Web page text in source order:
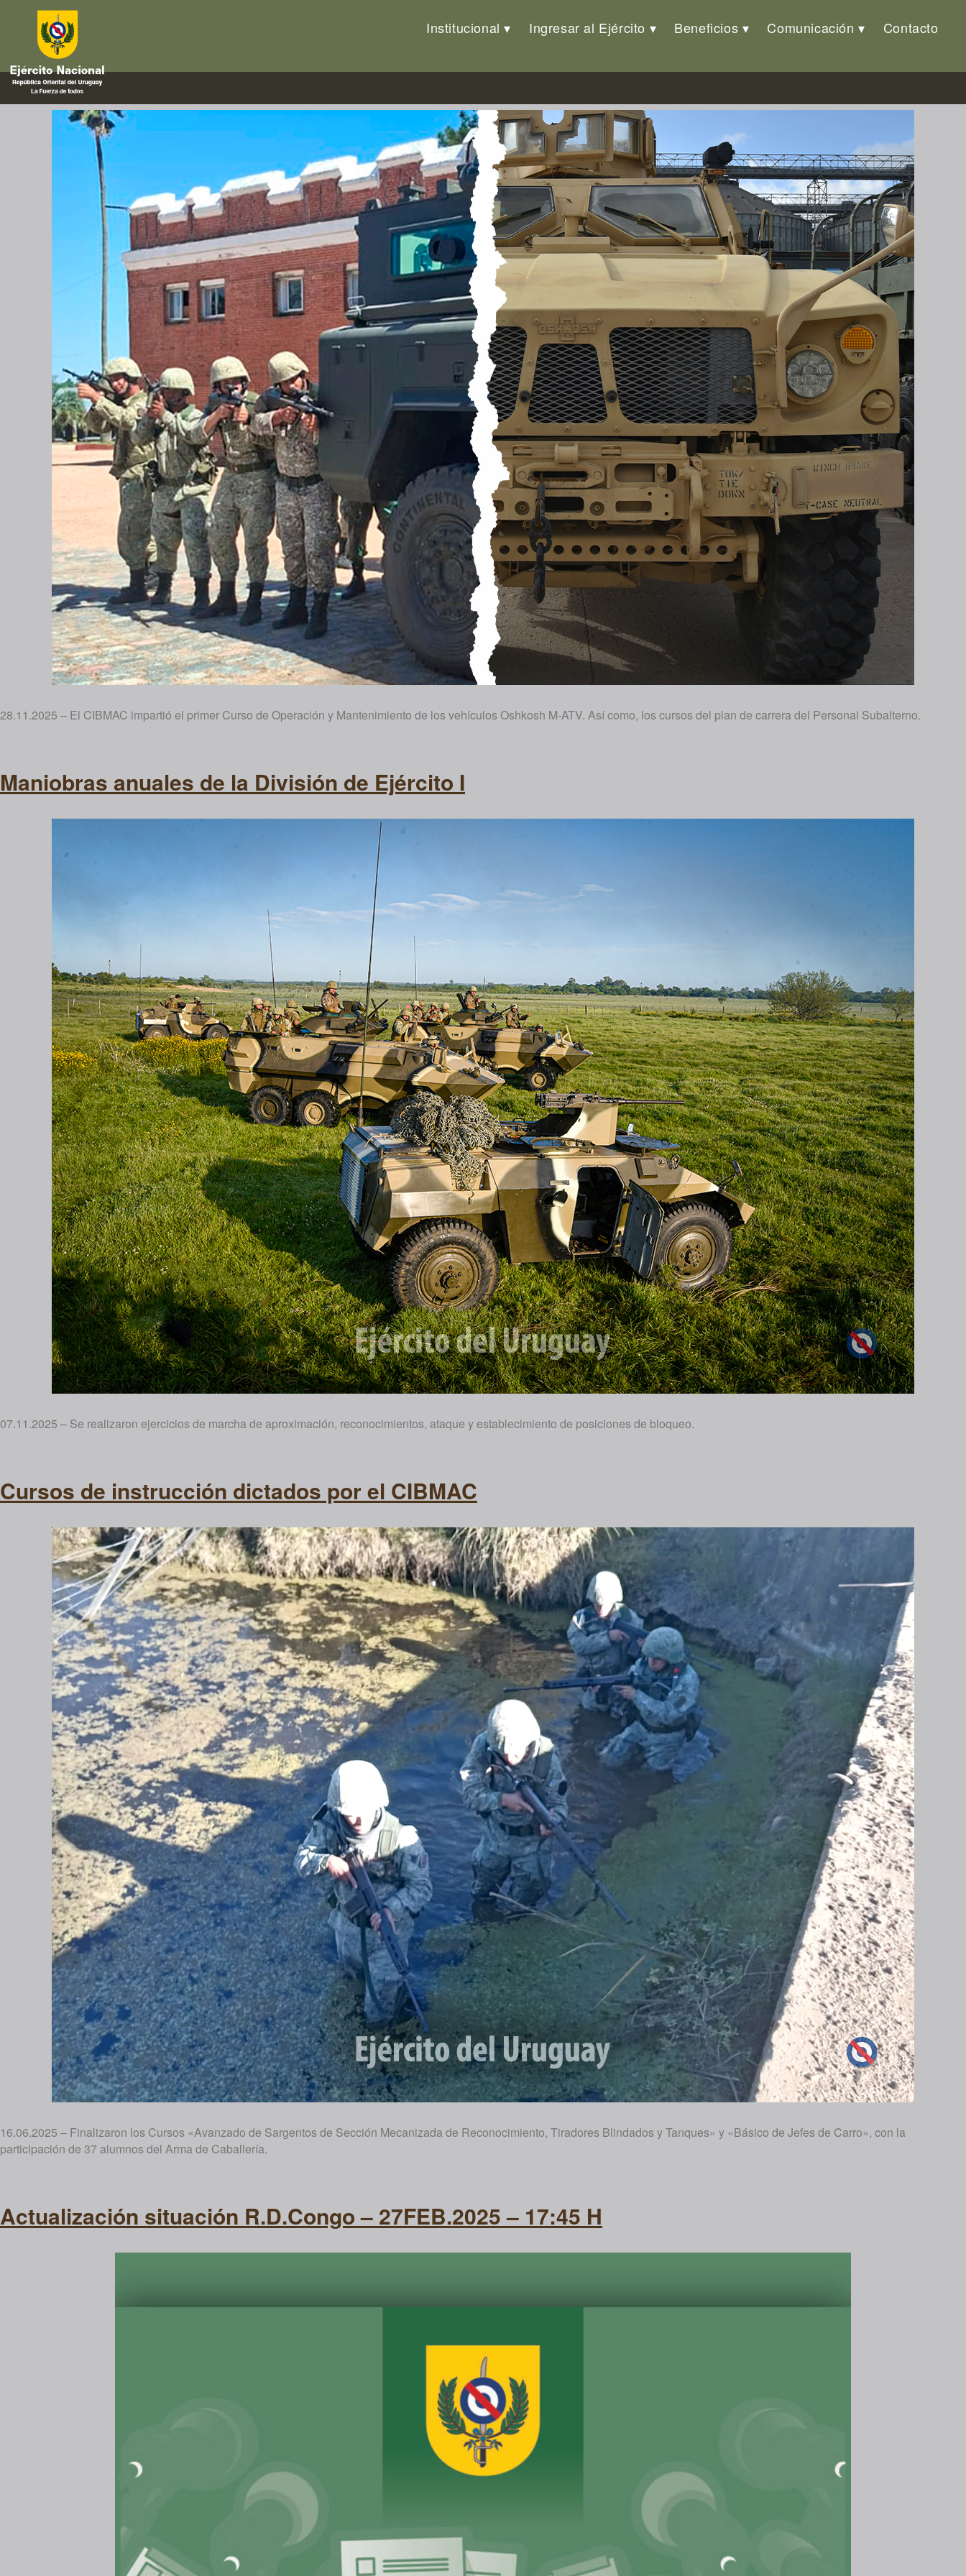
Institucional Ingresar al Ejército Beneficios Comunicación Contacto
ataque
Cursos de instrucción dictados por el CIBMAC
28.11.2025 – El CIBMAC impartió el primer Curso de Operación y Mantenimiento de los vehículos Oshkosh M-ATV. Así como, los cursos del plan de carrera del Personal Subalterno.
Maniobras anuales de la División de Ejército I
07.11.2025 – Se realizaron ejercicios de marcha de aproximación, reconocimientos, ataque y establecimiento de posiciones de bloqueo.
Cursos de instrucción dictados por el CIBMAC
16.06.2025 – Finalizaron los Cursos «Avanzado de Sargentos de Sección Mecanizada de Reconocimiento, Tiradores Blindados y Tanques» y «Básico de Jefes de Carro», con la
participación de 37 alumnos del Arma de Caballería.
Actualización situación R.D.Congo – 27FEB.2025 – 17:45 H